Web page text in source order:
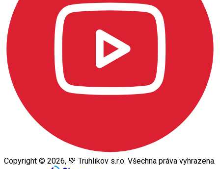
Copyright © 2026, 💚 Truhlikov s.r.o. Všechna práva vyhrazena.